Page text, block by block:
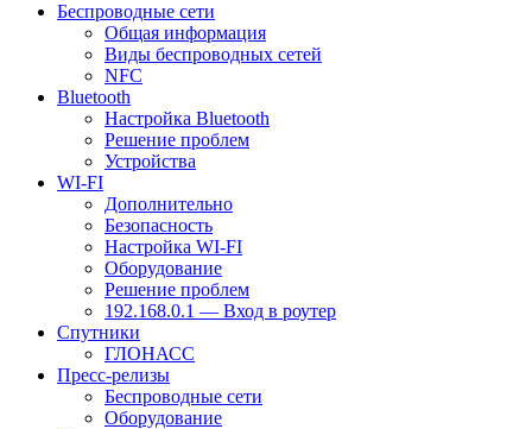
Беспроводные сети
Общая информация
Виды беспроводных сетей
NFC
Bluetooth
Настройка Bluetooth
Решение проблем
Устройства
WI-FI
Дополнительно
Безопасность
Настройка WI-FI
Оборудование
Решение проблем
192.168.0.1 — Вход в роутер
Спутники
ГЛОНАСС
Пресс-релизы
Беспроводные сети
Оборудование